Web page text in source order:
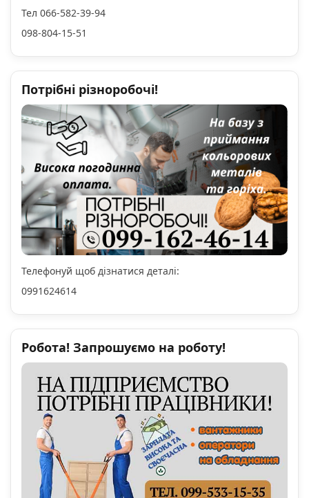
Тел 066-582-39-94
098-804-15-51
Потрібні різноробочі!
Телефонуй щоб дізнатися деталі:
0991624614
Робота! Запрошуємо на роботу!